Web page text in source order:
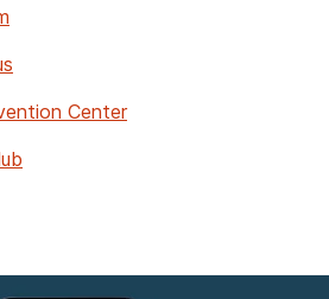
Center